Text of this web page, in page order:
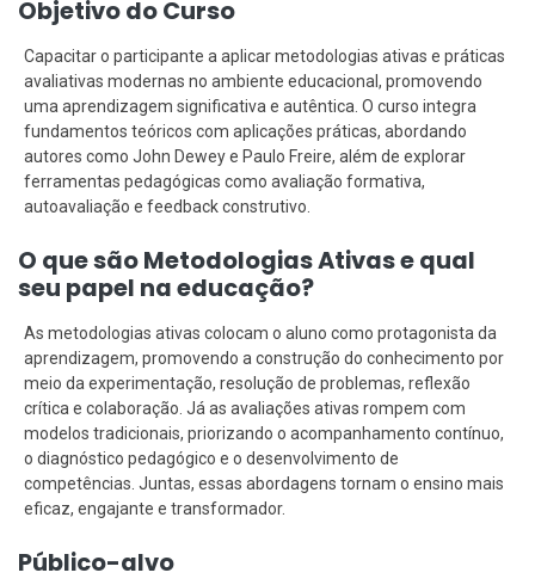
Objetivo do Curso
Capacitar o participante a aplicar metodologias ativas e práticas
avaliativas modernas no ambiente educacional, promovendo
uma aprendizagem significativa e autêntica. O curso integra
fundamentos teóricos com aplicações práticas, abordando
autores como John Dewey e Paulo Freire, além de explorar
ferramentas pedagógicas como avaliação formativa,
autoavaliação e feedback construtivo.
O que são Metodologias Ativas e qual
seu papel na educação?
As metodologias ativas colocam o aluno como protagonista da
aprendizagem, promovendo a construção do conhecimento por
meio da experimentação, resolução de problemas, reflexão
crítica e colaboração. Já as avaliações ativas rompem com
modelos tradicionais, priorizando o acompanhamento contínuo,
o diagnóstico pedagógico e o desenvolvimento de
competências. Juntas, essas abordagens tornam o ensino mais
eficaz, engajante e transformador.
Público-alvo